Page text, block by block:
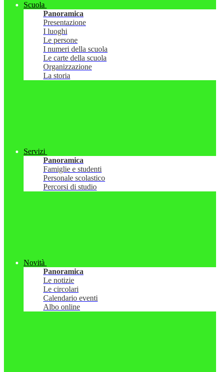
Scuola
Panoramica
Presentazione
I luoghi
Le persone
I numeri della scuola
Le carte della scuola
Organizzazione
La storia
Servizi
Panoramica
Famiglie e studenti
Personale scolastico
Percorsi di studio
Novità
Panoramica
Le notizie
Le circolari
Calendario eventi
Albo online